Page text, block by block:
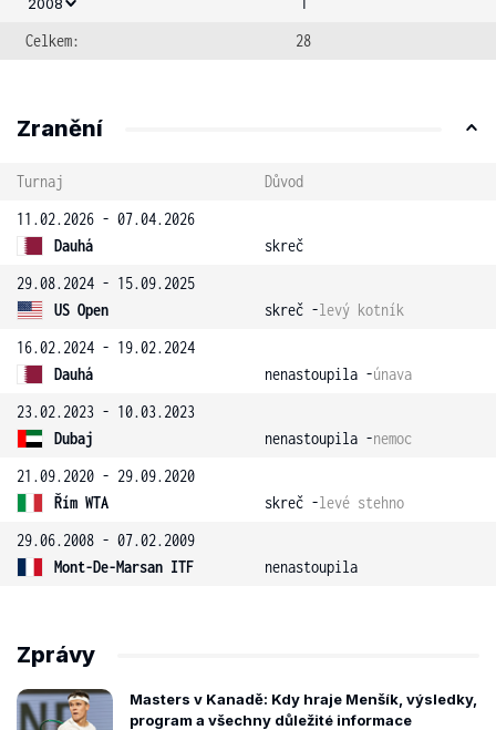
Celkem:
28
Zranění
Turnaj
Důvod
11.02.2026 - 07.04.2026
Dauhá
skreč
29.08.2024 - 15.09.2025
US Open
skreč -levý kotník
16.02.2024 - 19.02.2024
Dauhá
nenastoupila -únava
23.02.2023 - 10.03.2023
Dubaj
nenastoupila -nemoc
21.09.2020 - 29.09.2020
Řím WTA
skreč -levé stehno
29.06.2008 - 07.02.2009
Mont-De-Marsan ITF
nenastoupila
Zprávy
Masters v Kanadě: Kdy hraje Menšík, výsledky,
program a všechny důležité informace